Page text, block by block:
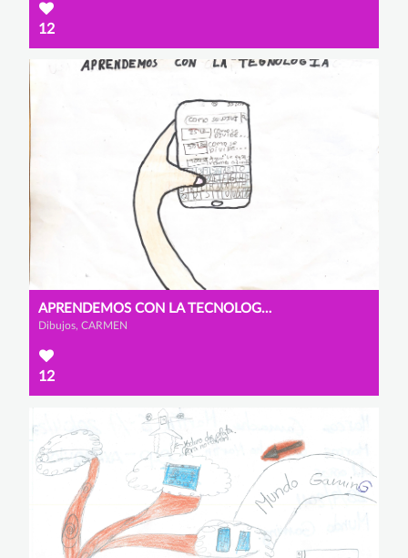
12
APRENDEMOS CON LA TECNOLOGÍA
Dibujos, CARMEN
12